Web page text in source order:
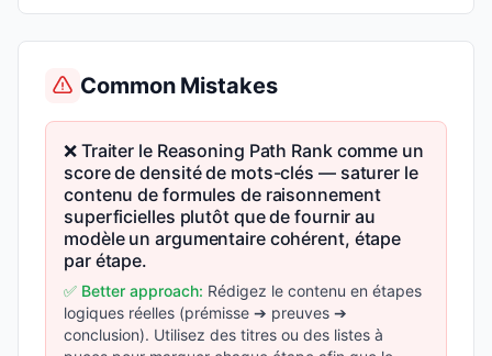
Common Mistakes
❌ Traiter le Reasoning Path Rank comme un
score de densité de mots-clés — saturer le
contenu de formules de raisonnement
superficielles plutôt que de fournir au
modèle un argumentaire cohérent, étape
par étape.
✅ Better approach: Rédigez le contenu en étapes
logiques réelles (prémisse ➔ preuves ➔
conclusion). Utilisez des titres ou des listes à